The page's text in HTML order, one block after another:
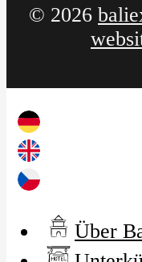
© 2026
Über